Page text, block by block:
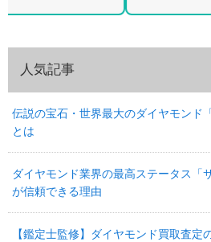
と、「これだけ大きけれ
人気記事
伝説の宝石・世界最大のダイヤモンド
とは
ダイヤモンド業界の最高ステータス「
が信頼できる理由
【鑑定士監修】ダイヤモンド買取査定